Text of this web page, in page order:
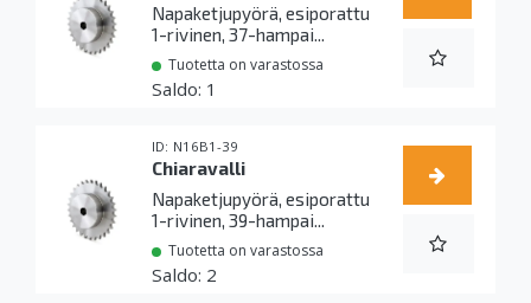
Napaketjupyörä, esiporattu
1-rivinen, 37-hampai...
Tuotetta on varastossa
1
N16B1-39
Chiaravalli
Napaketjupyörä, esiporattu
1-rivinen, 39-hampai...
Tuotetta on varastossa
2